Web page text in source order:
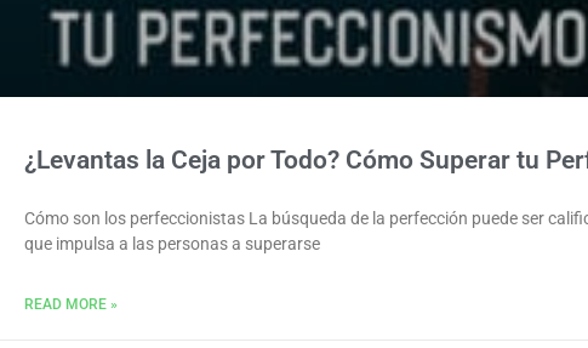
¿Levantas la Ceja por Todo? Cómo Superar tu
Cómo son los perfeccionistas La búsqueda de la perfección puede ser
que impulsa a las personas a superarse
READ MORE »